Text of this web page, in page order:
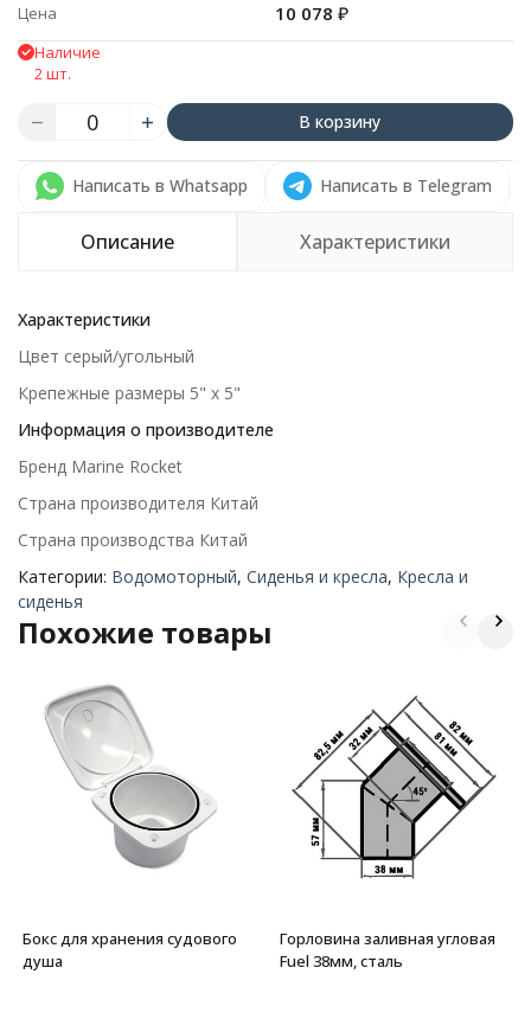
Цена 10 078 ₽
Наличие
2 шт.
В корзину
Написать в Whatsapp Написать в Telegram
Описание Характеристики
Характеристики
Цвет серый/угольный
Крепежные размеры 5" х 5"
Информация о производителе
Бренд Marine Rocket
Страна производителя Китай
Страна производства Китай
Категории: Водомоторный, Сиденья и кресла, Кресла и
сиденья
Похожие товары
Бокс для хранения судового
душа
Горловина заливная угловая
Fuel 38мм, сталь